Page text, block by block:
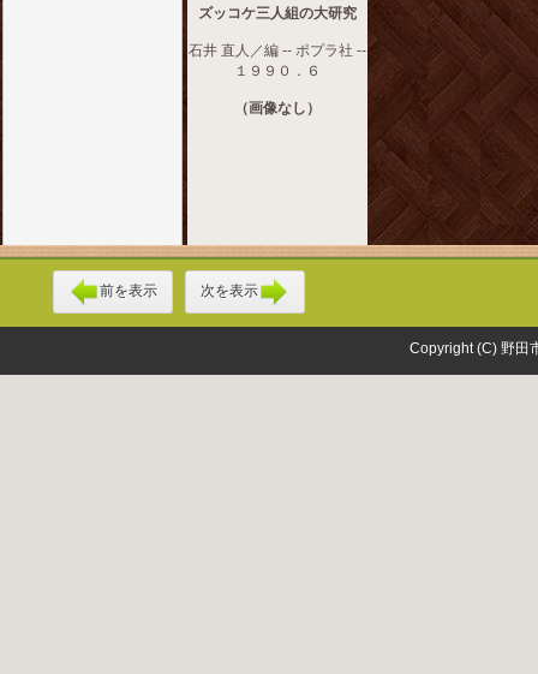
ズッコケ三人組の大研究
石井 直人／編 -- ポプラ社 --
１９９０．６
（画像なし）
前を表示 次を表示
Copyright (C) 野田